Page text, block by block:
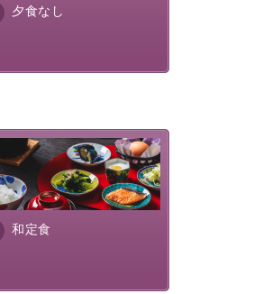
テル紅や」ロビー集合
公園到着（60分間の自由時間）
公園出発
や」到着
ください】
定員に限りがあるため、先着順での
、時間差により満席となる場合がご
当館よりご連絡申し上げます。
い場合は、催行を見合わせる場合が
は自由行動となります（ガイドは付
夕食なし
和定食
ぱりとした和食膳に使わ
食材は、諏訪の名産品を
だんに取り入れ、安心・
を心掛けた長野県産...